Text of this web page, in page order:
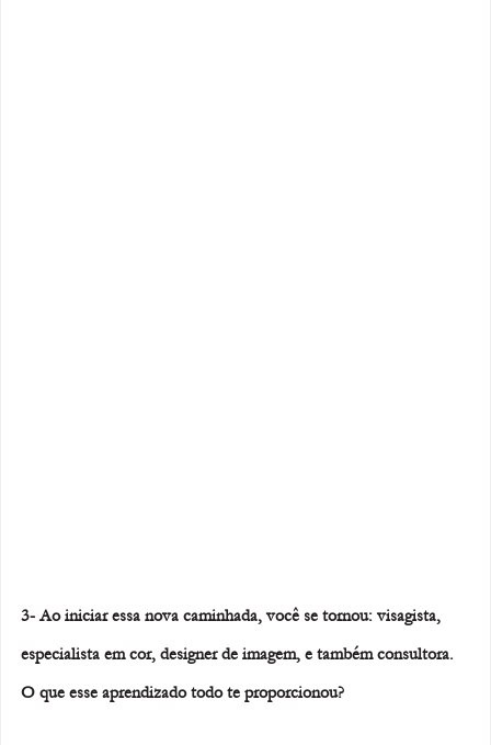
3- Ao iniciar essa nova caminhada, você se tornou: visagista,
especialista em cor, designer de imagem, e também consultora.
O que esse aprendizado todo te proporcionou?